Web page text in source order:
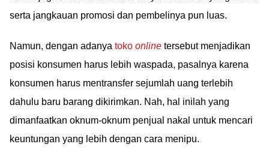
serta jangkauan promosi dan pembelinya pun luas.
Namun, dengan adanya toko online tersebut menjadikan
posisi konsumen harus lebih waspada, pasalnya karena
konsumen harus mentransfer sejumlah uang terlebih
dahulu baru barang dikirimkan. Nah, hal inilah yang
dimanfaatkan oknum-oknum penjual nakal untuk mencari
keuntungan yang lebih dengan cara menipu.